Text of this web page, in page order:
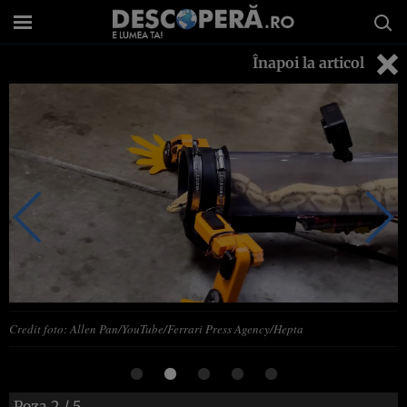
Înapoi la articol
Credit foto: Allen Pan/YouTube/Ferrari Press Agency/Hepta